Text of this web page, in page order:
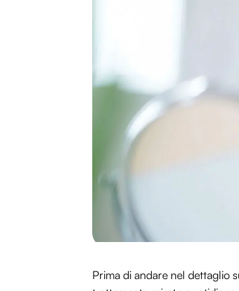
Prima di andare nel dettaglio